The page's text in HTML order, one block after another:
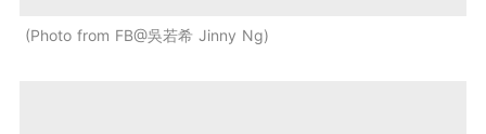
Photo from FB@吳若希 Jinny Ng